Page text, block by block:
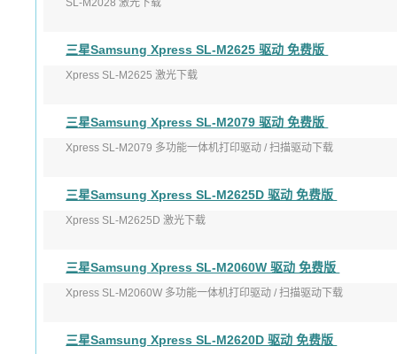
适用于：Wi ...
SL-M2028 激光下载
版本：V3.00.05.03:00
适用于：Windows XP ...
三星Samsung Xpress SL-M2625 驱动 免费版
Xpress SL-M2625 激光下载
版本：V3.13.12.05:24
适用于：Wi ...
三星Samsung Xpress SL-M2079 驱动 免费版
Xpress SL-M2079 多功能一体机打印驱动 / 扫描驱动下载
发布日期：2016-11-18
三星Samsung Xpress SL-M2625D 驱动 免费版
Xpress SL-M2625D 激光下载
版本：V3.13.12.05:24
适用于：W ...
三星Samsung Xpress SL-M2060W 驱动 免费版
Xpress SL-M2060W 多功能一体机打印驱动 / 扫描驱动下载
版本: V3.00.11.01:00
三星Samsung Xpress SL-M2620D 驱动 免费版